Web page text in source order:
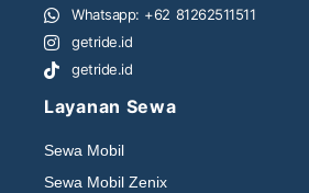
Whatsapp: +62 81262511511
getride.id
getride.id
Layanan Sewa
Sewa Mobil
Sewa Mobil Zenix